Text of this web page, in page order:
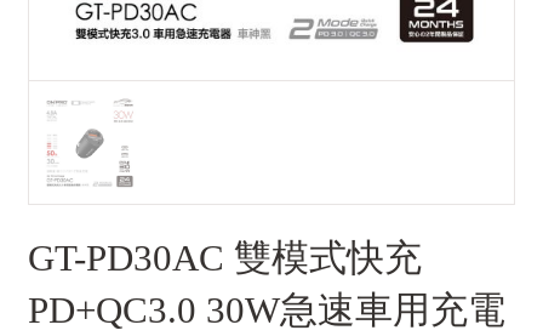
GT-PD30AC 雙模式快充
PD+QC3.0 30W急速車用充電